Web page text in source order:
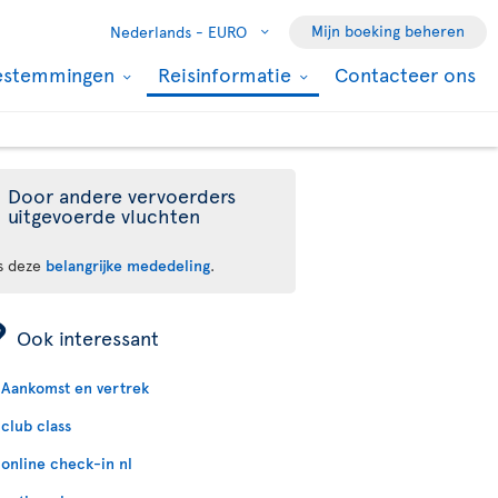
Nederlands - EURO Mijn boeking beheren
Reisinformatie Contacteer ons
Door andere vervoerders
uitgevoerde vluchten
deze belangrijke mededeling.
Ook interessant
Aankomst en vertrek
club class
online check-in nl